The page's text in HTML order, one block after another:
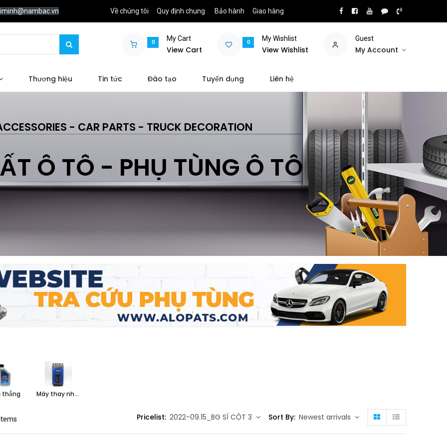
Về chúng tôi Quy định chung Bảo hành Giao hàng
0 My Cart
View Cart
0 My Wishlist
View Wishlist
Guest
My Account
Thương hiệu Tin tức Đào tạo Tuyển dụng Liên hệ
- CAR PARTS - TRUCK DECORATION
Ô TÔ - PHỤ TÙNG Ô TÔ
thắng Máy thay nhớt hộp số tự động
Pricelist: 2022-09.15_BG SỈ CỘT 3 Sort By: Newest arrivals
CỔ PHẦN DỊCH VỤ Ô TÔ NAM
Công
Trứ, Phường Hai Bà Trưng,
Hà Nội, Việt Nam
3.558.9090
Thanh toán và giao hàng
Liên hệ